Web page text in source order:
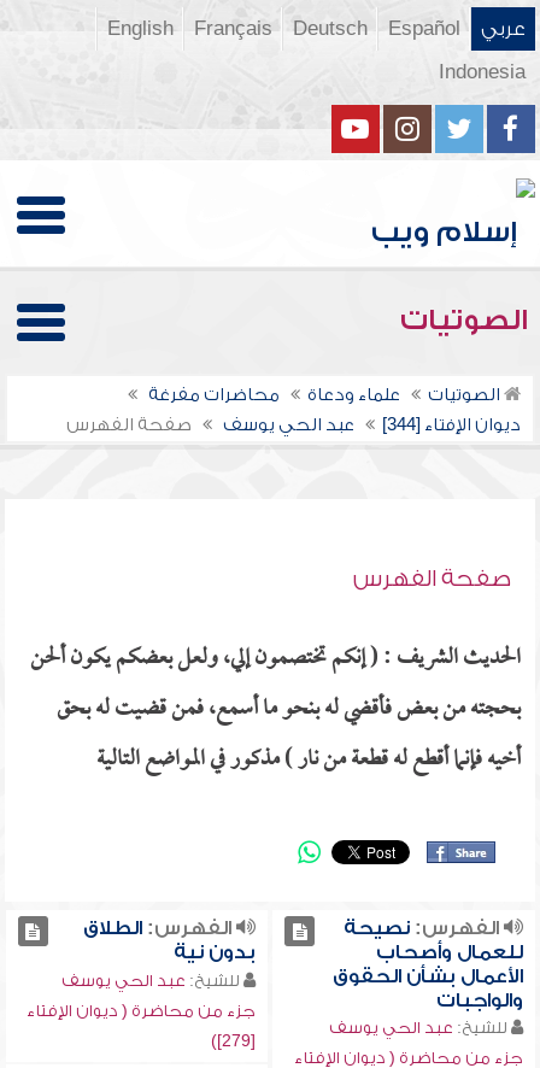
عربي Español
Deutsch
Français
English
Indonesia
الصوتيات
الصوتيات علماء ودعاة
محاضرات مفرغة
ديوان الإفتاء [344]
عبد الحي يوسف صفحة الفهرس
صفحة الفهرس
الحديث الشريف : ( إنكم تختصمون إلي، ولعل بعضكم يكون ألحن
بحجته من بعض فأقضي له بنحو ما أسمع، فمن قضيت له بحق
أخيه فإنما أقطع له قطعة من نار ) مذكور في المواضع التالية
الفهرس:نصيحة
للعمال وأصحاب
الأعمال بشأن الحقوق
والواجبات
للشيخ: عبد الحي يوسف
جزء من محاضرة ( ديوان الإفتاء
الفهرس:الطلاق
بدون نية
للشيخ: عبد الحي يوسف
جزء من محاضرة ( ديوان الإفتاء
[279])